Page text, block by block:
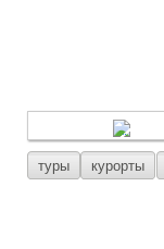
туры курорты